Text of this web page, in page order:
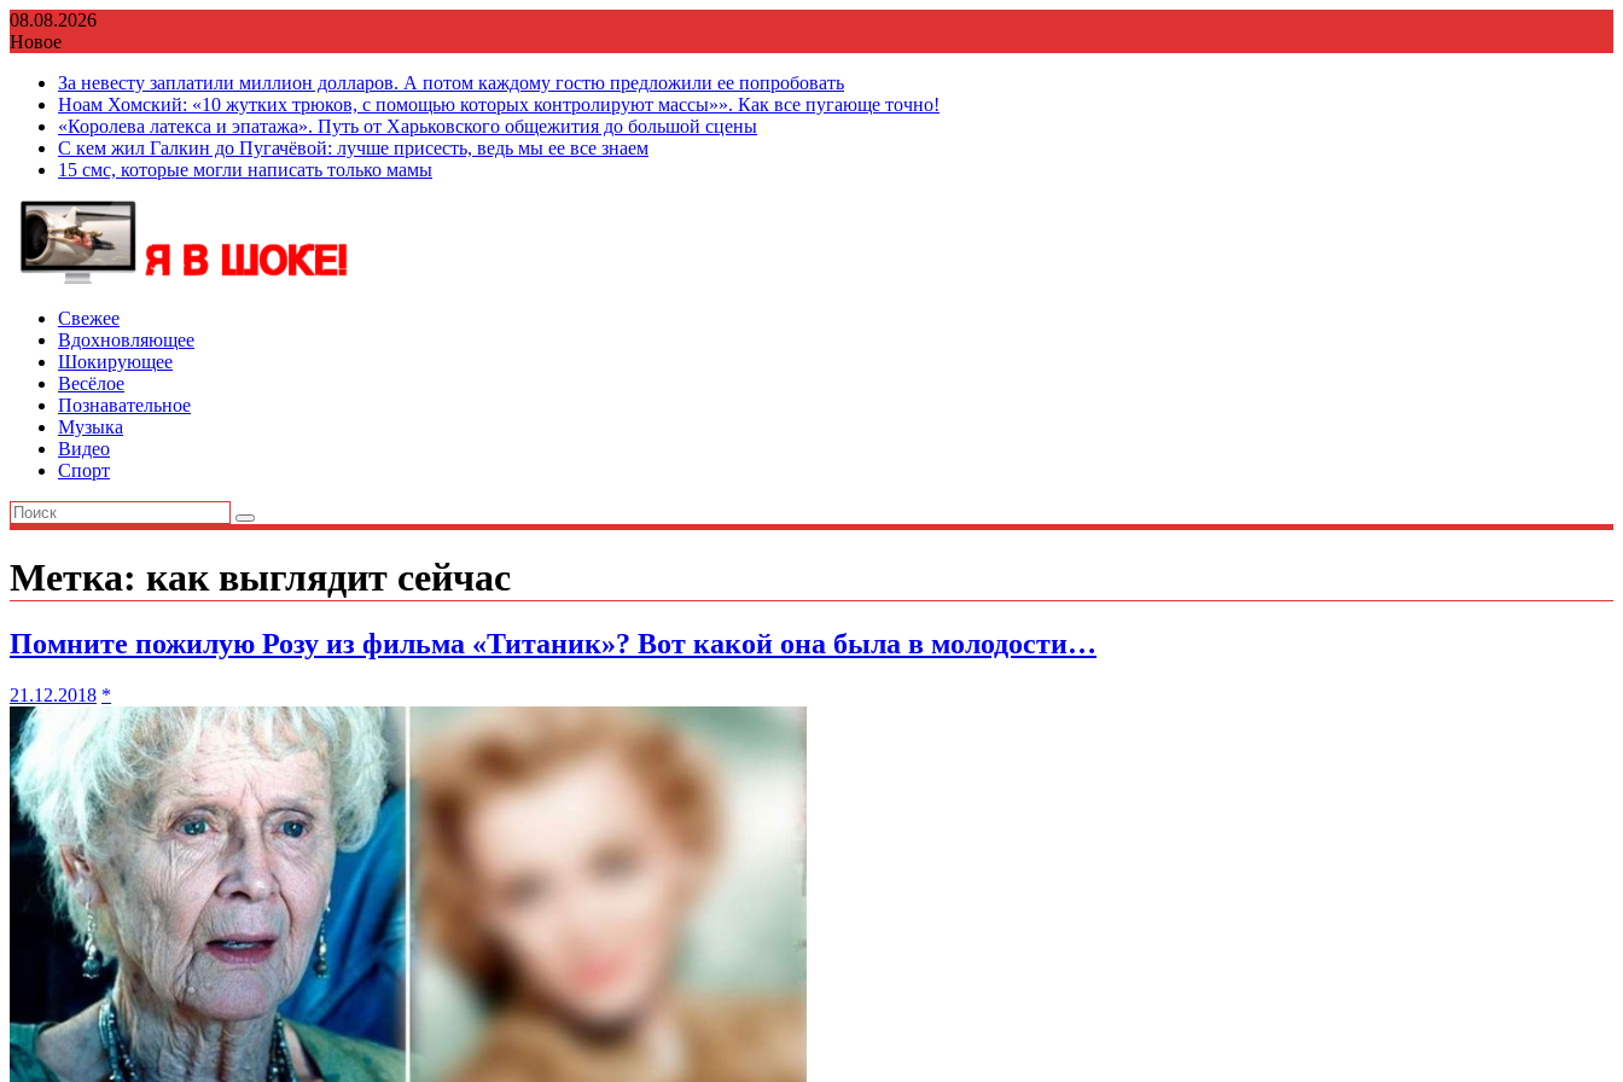
Перейти
к
08.08.2026
Новое
За невесту заплатили миллион долларов. А потом каждому гостю предложили ее попробовать
Ноам Хомский: «10 жутких трюков, с помощью которых контролируют массы»». Как все пугающе точно!
«Королева латекса и эпатажа». Путь от Харьковского общежития до большой сцены
С кем жил Галкин до Пугачёвой: лучше присесть, ведь мы ее все знаем
15 смс, которые могли написать только мамы
Свежее
Вдохновляющее
Шокирующее
Весёлое
Познавательное
Музыка
Видео
Спорт
Метка: как выглядит сейчас
Помните пожилую Розу из фильма «Титаник»? Вот какой она была в молодости…
21.12.2018 *